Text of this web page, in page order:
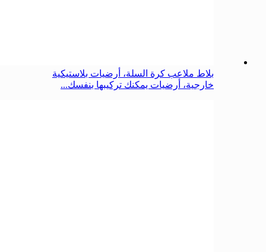
بلاط ملاعب كرة السلة، أرضيات بلاستيكية
خارجية، أرضيات يمكنك تركيبها بنفسك...